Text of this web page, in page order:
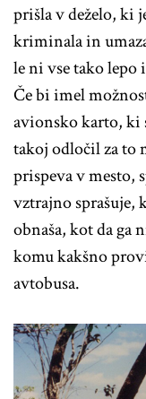
prišla v deželo, ki
kriminala in
le ni vse tako
Če bi imel
avionsko karto, ki
takoj odločil za to
prispeva v mesto,
vztrajno sprašuje,
obnaša, kot da ga
komu kakšno
avtobusa.